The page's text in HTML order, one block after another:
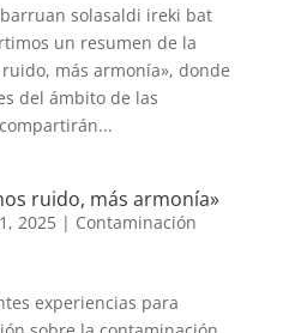
solasaldi ireki bat
un resumen de la
más armonía», donde
del ámbito de las
ruido, más armonía»
2025| Contaminación
experiencias para